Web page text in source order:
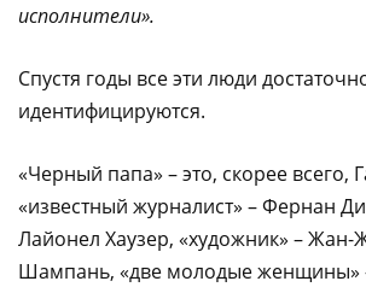
исполнители».
Спустя годы все эти люди
идентифицируются.
«Черный папа» – это, скорее всего,
«известный журналист» – Фернан
Лайонел Хаузер, «художник» –
Шампань, «две молодые женщины»